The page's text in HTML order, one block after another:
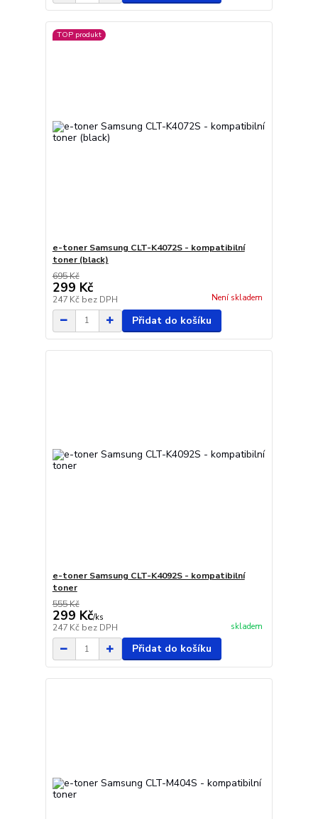
TOP produkt
e-toner Samsung CLT-K4072S - kompatibilní
toner (black)
695 Kč
299 Kč
247 Kč bez DPH Není skladem
Přidat do košíku
e-toner Samsung CLT-K4092S - kompatibilní
toner
555 Kč
299 Kč/ks
247 Kč bez DPH skladem
Přidat do košíku